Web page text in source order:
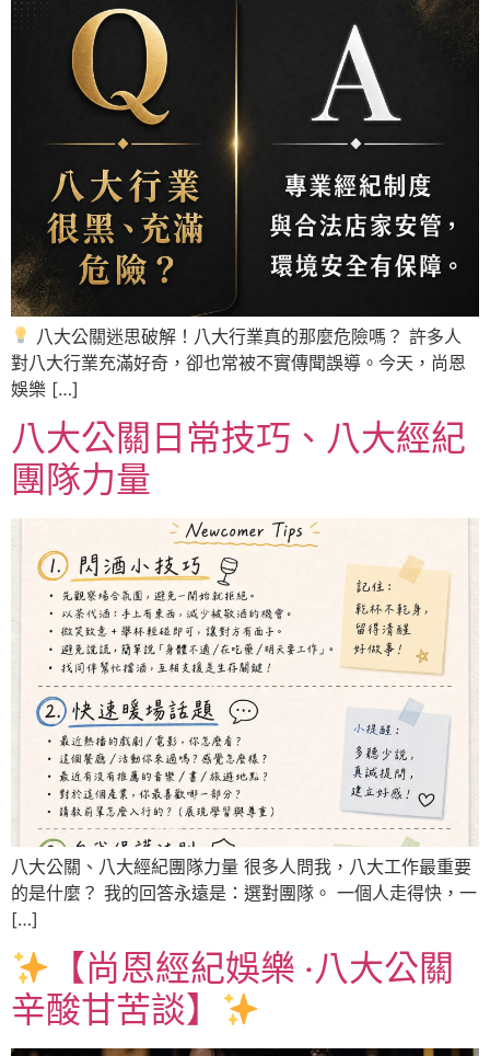
八大公關迷思破解！八大行業真的那麼危險嗎？ 許多人
對八大行業充滿好奇，卻也常被不實傳聞誤導。今天，尚恩
娛樂 […]
八大公關日常技巧、八大經紀
團隊力量
八大公關、八大經紀團隊力量 很多人問我，八大工作最重要
的是什麼？ 我的回答永遠是：選對團隊。 一個人走得快，一
[…]
【尚恩經紀娛樂 ‧八大公關
辛酸甘苦談】